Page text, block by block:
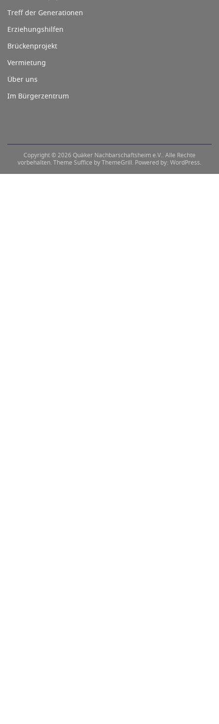
Treff der Generationen
Erziehungshilfen
Brückenprojekt
Vermietung
Über uns
Im Bürgerzentrum
Copyright © 2026 Quäker Nachbarschaftsheim e.V.. Alle Rechte
vorbehalten. Theme Suffice by ThemeGrill. Powered by: WordPress.